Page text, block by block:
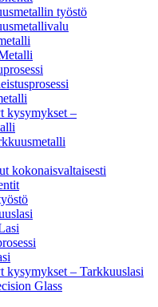
työstö
kysymykset –
kokonaisvaltaisesti
kysymykset – Tarkkuuslasi
Glass